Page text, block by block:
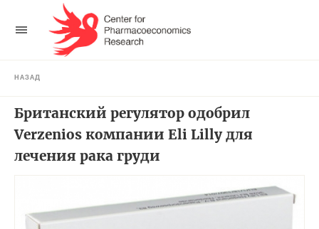
НАЗАД
Британский регулятор одобрил
Verzenios компании Eli Lilly для
лечения рака груди